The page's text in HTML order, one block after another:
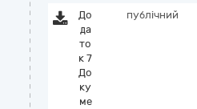
До
да
то
к 7
До
ку
ме
публічний